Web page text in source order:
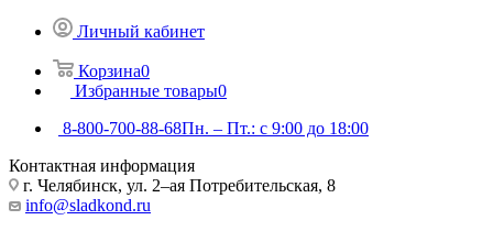
Личный кабинет
Корзина0
Избранные товары0
8-800-700-88-68Пн. – Пт.: с 9:00 до 18:00
Контактная информация
г. Челябинск, ул. 2–ая Потребительская, 8
info@sladkond.ru